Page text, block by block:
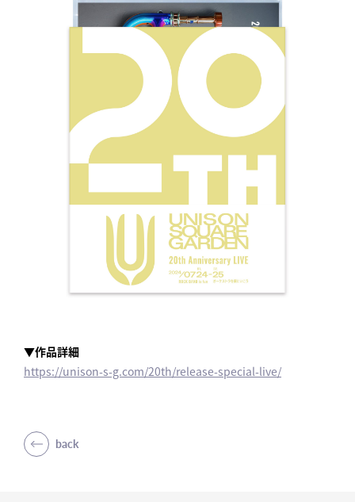
▼作品詳細
https://unison-s-g.com/20th/release-special-live/
back